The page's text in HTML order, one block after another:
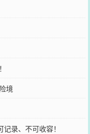
境
录、不可收容！